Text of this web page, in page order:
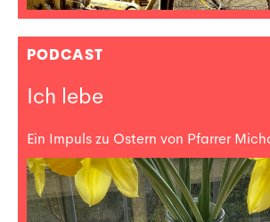
PODCAST
Ich lebe
Ein Impuls zu Ostern von Pfarrer